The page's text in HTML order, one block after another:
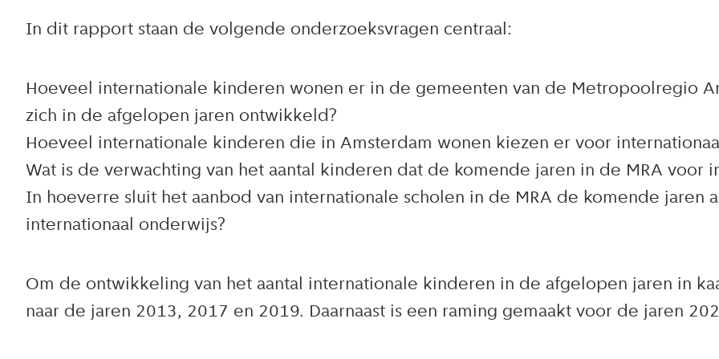
In dit rapport staan de volgende onderzoeksvragen centraal:
Hoeveel internationale kinderen wonen er in de gemeenten van de Metropoolregio
zich in de afgelopen jaren ontwikkeld?
Hoeveel internationale kinderen die in Amsterdam wonen kiezen er voor
Wat is de verwachting van het aantal kinderen dat de komende jaren in de MRA voor
In hoeverre sluit het aanbod van internationale scholen in de MRA de komende jaren
internationaal onderwijs?
Om de ontwikkeling van het aantal internationale kinderen in de afgelopen jaren in
naar de jaren 2013, 2017 en 2019. Daarnaast is een raming gemaakt voor de jaren